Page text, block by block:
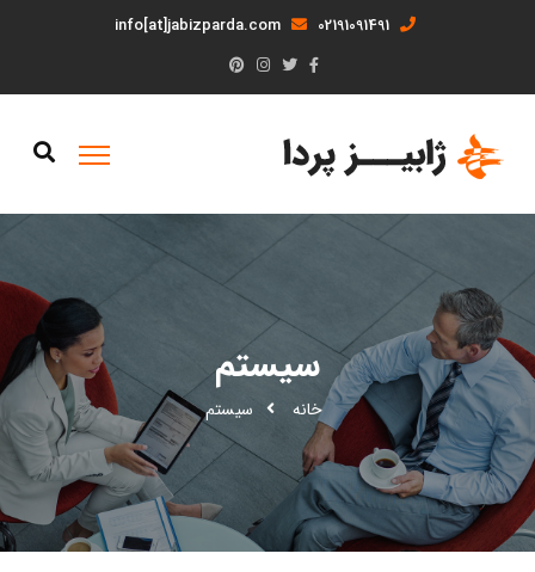
02191091491
info[at]jabizparda.com
سیستم
خانه سیستم